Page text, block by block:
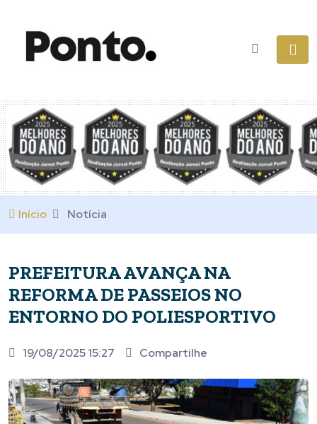
Início Notícia
PREFEITURA AVANÇA NA
REFORMA DE PASSEIOS NO
ENTORNO DO POLIESPORTIVO
19/08/2025 15:27 Compartilhe